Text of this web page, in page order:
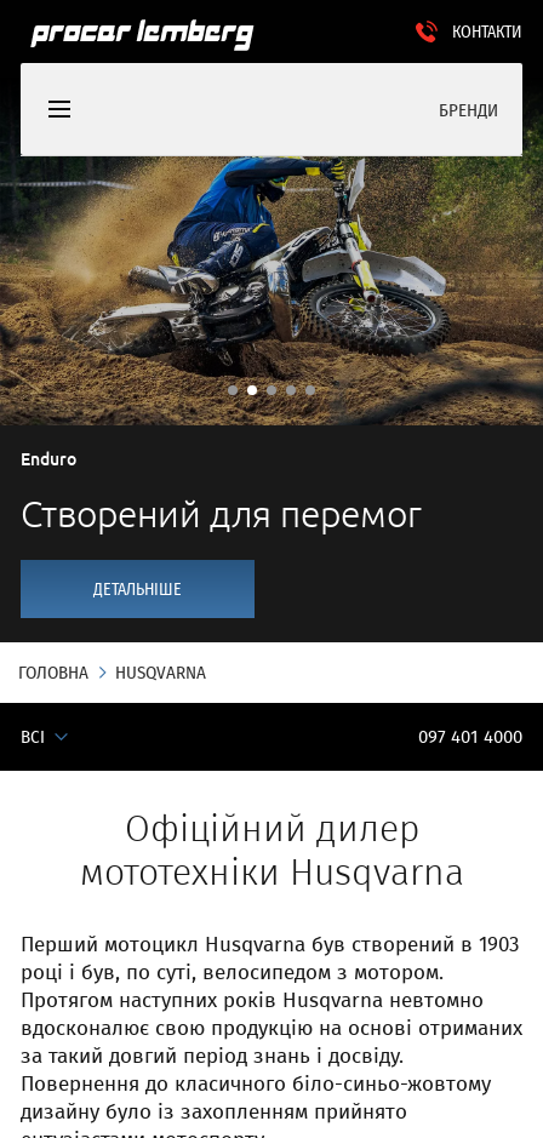
КОНТАКТИ
БРЕНДИ
Enduro
Створений для перемог
ДЕТАЛЬНІШЕ
ГОЛОВНА HUSQVARNA
ВСІ 097 401 4000
Офіційний дилер
мототехніки Husqvarna
Перший мотоцикл Husqvarna був створений в 1903
році і був, по суті, велосипедом з мотором.
Протягом наступних років Husqvarna невтомно
вдосконалює свою продукцію на основі отриманих
за такий довгий період знань і досвіду.
Повернення до класичного біло-синьо-жовтому
дизайну було із захопленням прийнято